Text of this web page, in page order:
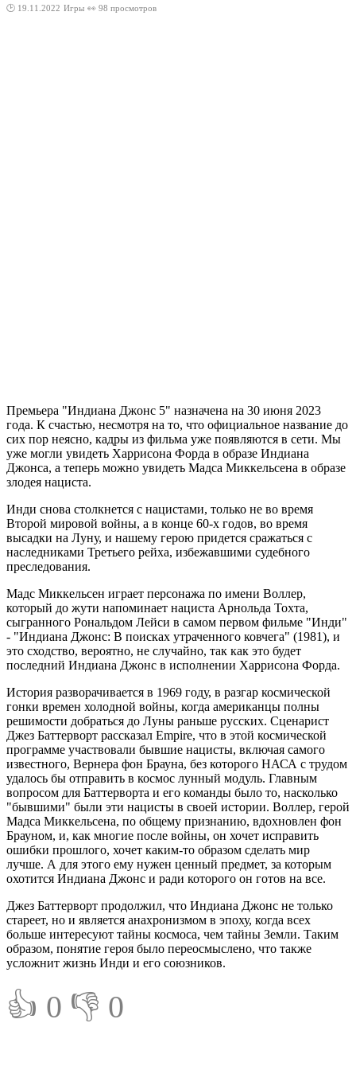
🕑 19.11.2022 Игры 👀 98 просмотров
Премьера "Индиана Джонс 5" назначена на 30 июня 2023
года. К счастью, несмотря на то, что официальное название до
сих пор неясно, кадры из фильма уже появляются в сети. Мы
уже могли увидеть Харрисона Форда в образе Индиана
Джонса, а теперь можно увидеть Мадса Миккельсена в образе
злодея нациста.
Инди снова столкнется с нацистами, только не во время
Второй мировой войны, а в конце 60-х годов, во время
высадки на Луну, и нашему герою придется сражаться с
наследниками Третьего рейха, избежавшими судебного
преследования.
Мадс Миккельсен играет персонажа по имени Воллер,
который до жути напоминает нациста Арнольда Тохта,
сыгранного Рональдом Лейси в самом первом фильме "Инди"
- "Индиана Джонс: В поисках утраченного ковчега" (1981), и
это сходство, вероятно, не случайно, так как это будет
последний Индиана Джонс в исполнении Харрисона Форда.
История разворачивается в 1969 году, в разгар космической
гонки времен холодной войны, когда американцы полны
решимости добраться до Луны раньше русских. Сценарист
Джез Баттерворт рассказал Empire, что в этой космической
программе участвовали бывшие нацисты, включая самого
известного, Вернера фон Брауна, без которого НАСА с трудом
удалось бы отправить в космос лунный модуль. Главным
вопросом для Баттерворта и его команды было то, насколько
"бывшими" были эти нацисты в своей истории. Воллер, герой
Мадса Миккельсена, по общему признанию, вдохновлен фон
Брауном, и, как многие после войны, он хочет исправить
ошибки прошлого, хочет каким-то образом сделать мир
лучше. А для этого ему нужен ценный предмет, за которым
охотится Индиана Джонс и ради которого он готов на все.
Джез Баттерворт продолжил, что Индиана Джонс не только
стареет, но и является анахронизмом в эпоху, когда всех
больше интересуют тайны космоса, чем тайны Земли. Таким
образом, понятие героя было переосмыслено, что также
усложнит жизнь Инди и его союзников.
👍 0 👎 0